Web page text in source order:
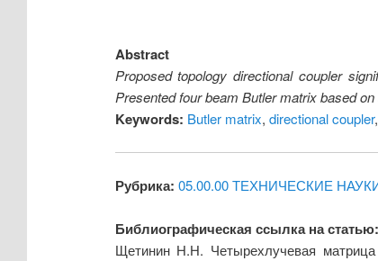
Abstract
Proposed topology directional coupler
Presented four beam Butler matrix based
Keywords: Butler matrix, directional coupler,
Рубрика: 05.00.00 ТЕХНИЧЕСКИЕ
Библиографическая ссылка на статью:
Щетинин Н.Н. Четырехлучевая матрица